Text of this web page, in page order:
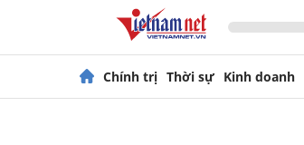
Chính trị Thời sự Kinh doanh